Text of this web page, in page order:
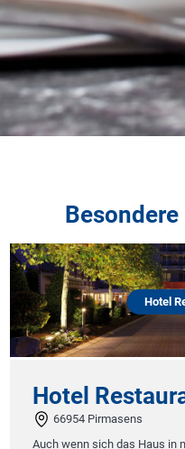
Hotel
Hotel
66954 Pirmasens
Auch wenn sich das Haus in